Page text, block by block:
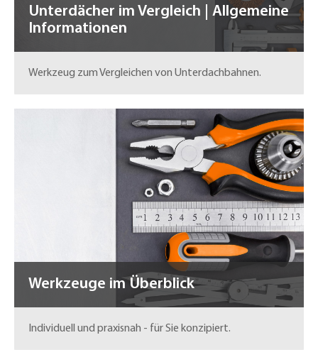
Unterdächer im Vergleich | Allgemeine
Informationen
Werkzeug zum Vergleichen von Unterdachbahnen.
Werkzeuge im Überblick
Individuell und praxisnah - für Sie konzipiert.